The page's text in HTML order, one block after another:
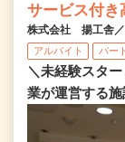
サービス付き
株式会社 揚工舎／
アルバイト パー
＼未経験スタ
業が運営する